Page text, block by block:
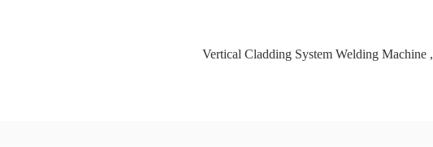
,
Vertical Cladding System Welding Machine